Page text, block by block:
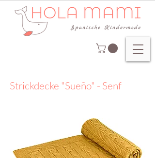
Strickdecke "Sueño" - Senf